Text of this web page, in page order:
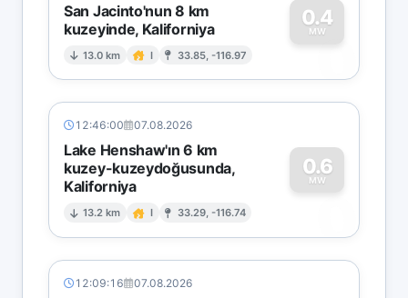
San Jacinto'nun 8 km
kuzeyinde, Kaliforniya
13.0 km I 33.85, -116.97
0.4
MW
0
12:46:00 07.08.2026
Lake Henshaw'ın 6 km
kuzey-kuzeydoğusunda,
Kaliforniya
13.2 km I 33.29, -116.74
0.6
MW
0
12:09:16 07.08.2026